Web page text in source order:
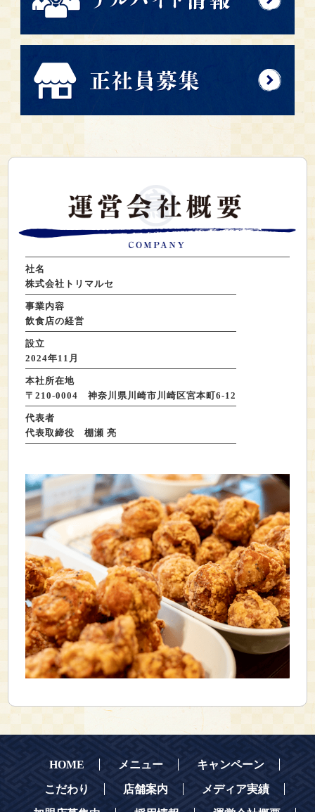
社名
株式会社トリマルセ
事業内容
飲食店の経営
設立
2024年11月
本社所在地
〒210-0004 神奈川県川崎市川崎区宮本町6-12
代表者
代表取締役 棚瀬 亮
HOME メニュー キャンペーン
こだわり 店舗案内 メディア実績